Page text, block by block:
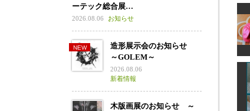
ーテック総合展…
2026.08.06 お知らせ
造形展示会のお知らせ
～GOLEM～
2026.08.06
新着情報
木版画展のお知らせ ～